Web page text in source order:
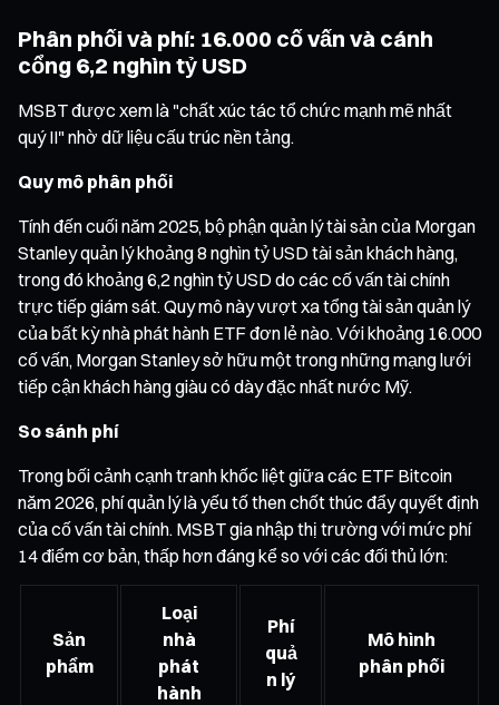
Phân phối và phí: 16.000 cố vấn và cánh
cổng 6,2 nghìn tỷ USD
MSBT được xem là "chất xúc tác tổ chức mạnh mẽ nhất
quý II" nhờ dữ liệu cấu trúc nền tảng.
Quy mô phân phối
Tính đến cuối năm 2025, bộ phận quản lý tài sản của Morgan
Stanley quản lý khoảng 8 nghìn tỷ USD tài sản khách hàng,
trong đó khoảng 6,2 nghìn tỷ USD do các cố vấn tài chính
trực tiếp giám sát. Quy mô này vượt xa tổng tài sản quản lý
của bất kỳ nhà phát hành ETF đơn lẻ nào. Với khoảng 16.000
cố vấn, Morgan Stanley sở hữu một trong những mạng lưới
tiếp cận khách hàng giàu có dày đặc nhất nước Mỹ.
So sánh phí
Trong bối cảnh cạnh tranh khốc liệt giữa các ETF Bitcoin
năm 2026, phí quản lý là yếu tố then chốt thúc đẩy quyết định
của cố vấn tài chính. MSBT gia nhập thị trường với mức phí
14 điểm cơ bản, thấp hơn đáng kể so với các đối thủ lớn:
Sản
phẩm
Loại
nhà
phát
hành
Phí
quả
n lý
Mô hình
phân phối